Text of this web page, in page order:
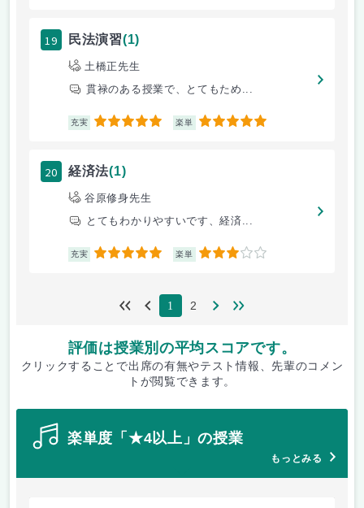
19 民法演習(1)
土橋正先生
貫禄のある授業で、とてもため...
充実 5 楽単 5
20 経済法(1)
谷原修身先生
とてもわかりやすいです、経済...
充実 5 楽単 3
1 2
評価は授業別の平均スコアです。
クリックすることで出席の有無やテスト情報、先輩のコメン
トが閲覧できます。
楽単度「★4以上」の授業
もっとみる